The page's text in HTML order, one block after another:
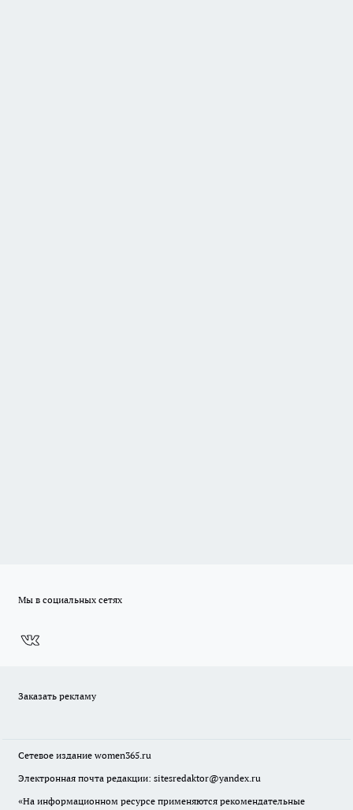
Мы в социальных сетях
Заказать рекламу
Сетевое издание women365.ru
Электронная почта редакции: sitesredaktor@yandex.ru
«На информационном ресурсе применяются рекомендательные